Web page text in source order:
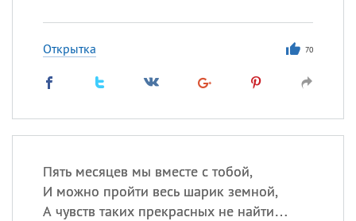
Открытка 70
Пять месяцев мы вместе с тобой,
И можно пройти весь шарик земной,
А чувств таких прекрасных не найти…